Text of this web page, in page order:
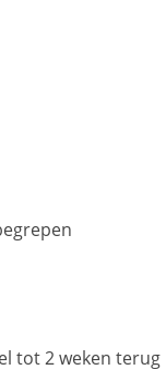
tot 2 weken terug